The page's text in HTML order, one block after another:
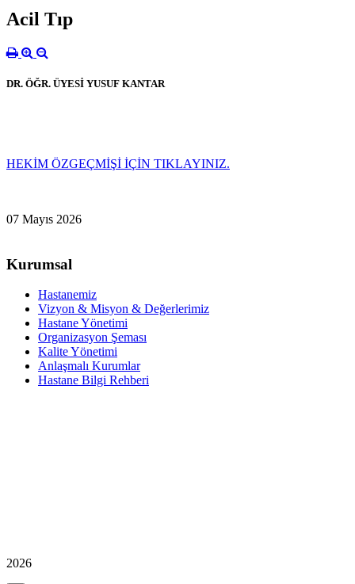
Acil Tıp
DR. ÖĞR. ÜYESİ YUSUF KANTAR
HEKİM ÖZGEÇMİŞİ İÇİN TIKLAYINIZ.
07 Mayıs 2026
Kurumsal
Hastanemiz
Vizyon & Misyon & Değerlerimiz
Hastane Yönetimi
Organizasyon Şeması
Kalite Yönetimi
Anlaşmalı Kurumlar
Hastane Bilgi Rehberi
2026